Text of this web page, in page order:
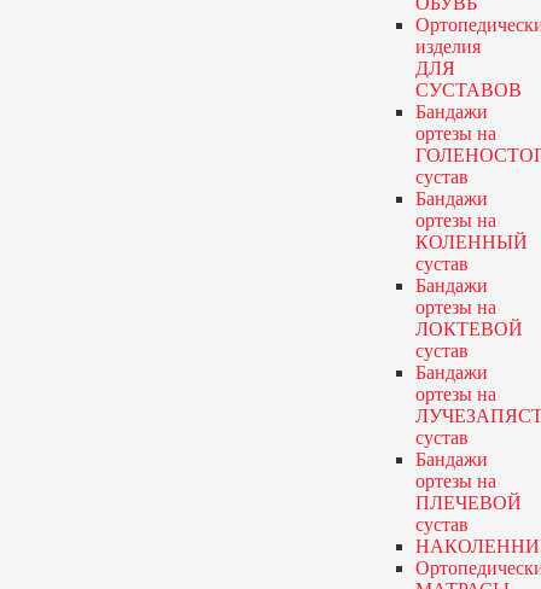
изделия
ДЛЯ
СУСТАВОВ
Бандажи
ортезы на
сустав
Бандажи
ортезы на
КОЛЕННЫЙ
сустав
Бандажи
ортезы на
ЛОКТЕВОЙ
сустав
Бандажи
ортезы на
сустав
Бандажи
ортезы на
ПЛЕЧЕВОЙ
сустав